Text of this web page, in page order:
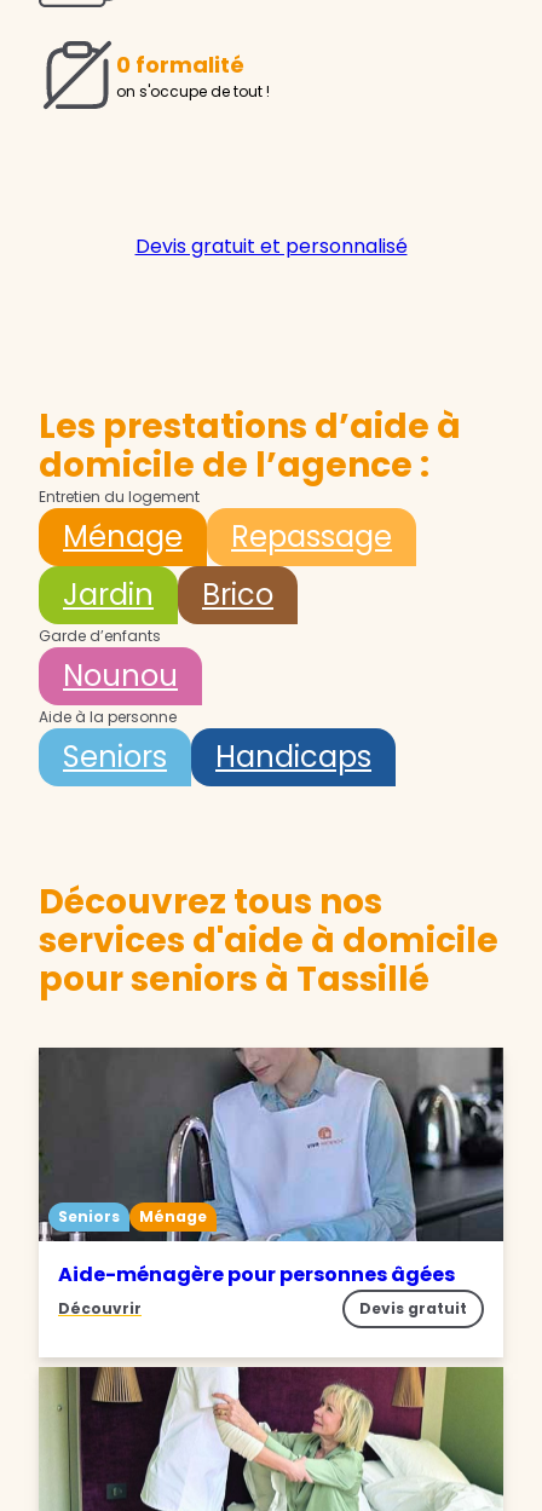
0 formalité
on s'occupe de tout !
Devis gratuit et personnalisé
Les prestations d’aide à
domicile de l’agence :
Entretien du logement
Ménage
Repassage
Jardin
Brico
Garde d’enfants
Nounou
Aide à la personne
Seniors Handicaps
Découvrez tous nos
services d'aide à domicile
pour seniors à Tassillé
Seniors Ménage
Aide-ménagère pour personnes âgées
Découvrir Devis gratuit